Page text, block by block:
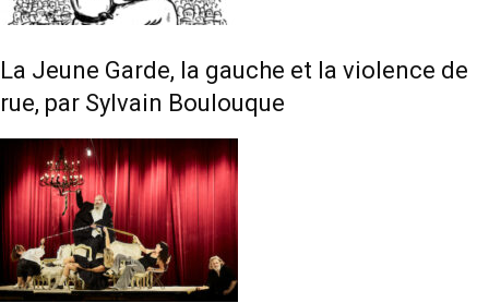
La Jeune Garde, la gauche et la violence de
rue, par Sylvain Boulouque